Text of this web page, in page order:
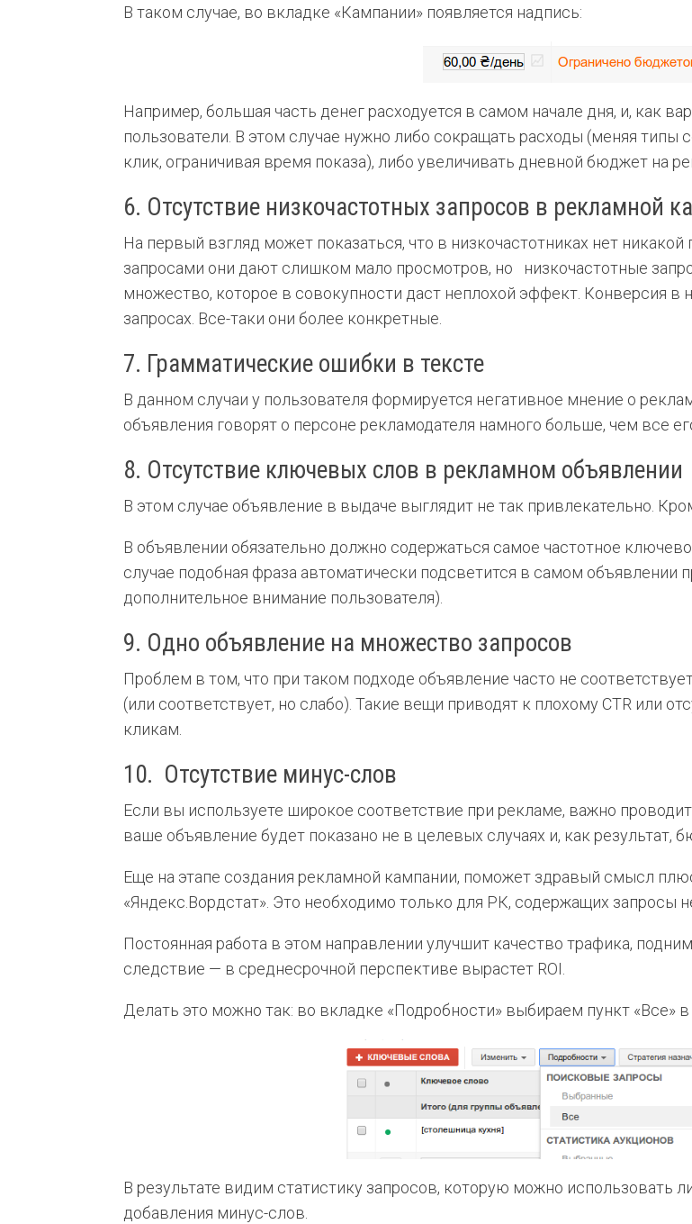
В таком случае, во вкладке «Кампании» появляется надпись:
Например, большая часть денег расходуется в самом начале дня, и, как
пользователи. В этом случае нужно либо сокращать расходы (меняя
клик, ограничивая время показа), либо увеличивать дневной бюджет на
6. Отсутствие низкочастотных запросов в рекламной
На первый взгляд может показаться, что в низкочастотниках нет
запросами они дают слишком мало просмотров, но низкочастотные
множество, которое в совокупности даст неплохой эффект. Конверсия
запросах. Все-таки они более конкретные.
7. Грамматические ошибки в тексте
В данном случаи у пользователя формируется негативное мнение о
объявления говорят о персоне рекламодателя намного больше, чем все
8. Отсутствие ключевых слов в рекламном объявлении
В этом случае объявление в выдаче выглядит не так привлекательно.
В объявлении обязательно должно содержаться самое частотное
случае подобная фраза автоматически подсветится в самом объявлении
дополнительное внимание пользователя).
9. Одно объявление на множество запросов
Проблем в том, что при таком подходе объявление часто не
(или соответствует, но слабо). Такие вещи приводят к плохому CTR или
кликам.
10. Отсутствие минус-слов
Если вы используете широкое соответствие при рекламе, важно
ваше объявление будет показано не в целевых случаях и, как результат,
Еще на этапе создания рекламной кампании, поможет здравый смысл
«Яндекс.Вордстат». Это необходимо только для РК, содержащих запросы
Постоянная работа в этом направлении улучшит качество трафика,
следствие — в среднесрочной перспективе вырастет ROI.
Делать это можно так: во вкладке «Подробности» выбираем пункт «Все»
В результате видим статистику запросов, которую можно использовать
добавления минус-слов.